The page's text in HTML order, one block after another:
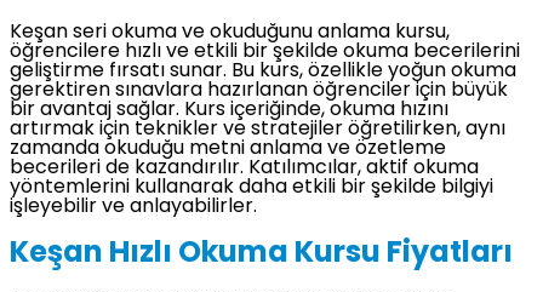
Keşan seri okuma ve okuduğunu anlama kursu,
öğrencilere hızlı ve etkili bir şekilde okuma becerilerini
geliştirme fırsatı sunar. Bu kurs, özellikle yoğun okuma
gerektiren sınavlara hazırlanan öğrenciler için büyük
bir avantaj sağlar. Kurs içeriğinde, okuma hızını
artırmak için teknikler ve stratejiler öğretilirken, aynı
zamanda okuduğu metni anlama ve özetleme
becerileri de kazandırılır. Katılımcılar, aktif okuma
yöntemlerini kullanarak daha etkili bir şekilde bilgiyi
işleyebilir ve anlayabilirler.
Keşan Hızlı Okuma Kursu Fiyatları